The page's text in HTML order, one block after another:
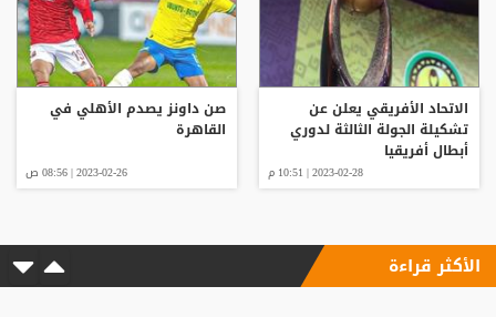
الاتحاد الأفريقي يعلن عن
تشكيلة الجولة الثالثة لدوري
أبطال أفريقيا
2023-02-28 | 10:51 م
صن داونز يصدم الأهلي في
القاهرة
2023-02-26 | 08:56 ص
الأكثر قراءة